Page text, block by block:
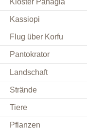
Kassiopi
Flug über Korfu
Pantokrator
Landschaft
Strände
Tiere
Pflanzen